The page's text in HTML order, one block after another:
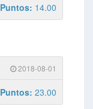
Puntos: 14.00
2018-08-01
Puntos: 23.00